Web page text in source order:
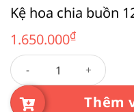
Kệ hoa chia buồn
1.650.000₫
Kệ hoa chia buồn 129 số
Thêm